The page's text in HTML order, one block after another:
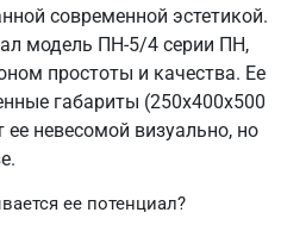
современной эстетикой.
модель ПН-5/4 серии ПН,
простоты и качества. Ее
габариты (250х400х500
невесомой визуально, но
ее потенциал?